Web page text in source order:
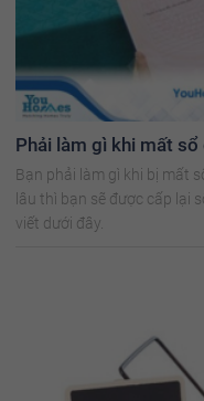
Phải làm gì khi mất sổ
Bạn phải làm gì khi bị mất
lâu thì bạn sẽ được cấp lại
viết dưới đây.